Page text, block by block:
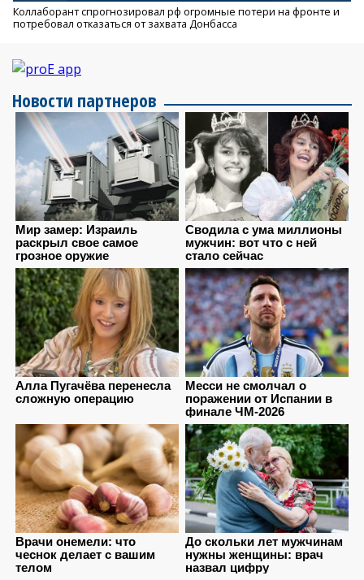
Коллаборант спрогнозировал рф огромные потери на фронте и
потребовал отказаться от захвата Донбасса
Новости партнеров